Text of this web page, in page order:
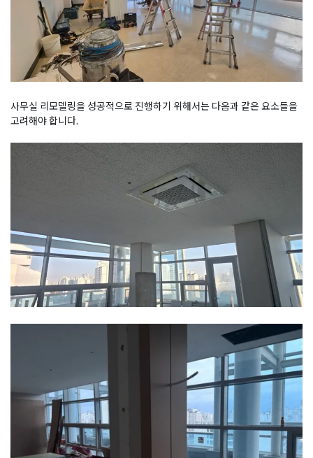
사무실 리모델링을 성공적으로 진행하기 위해서는 다음과 같은 요소들을
고려해야 합니다.